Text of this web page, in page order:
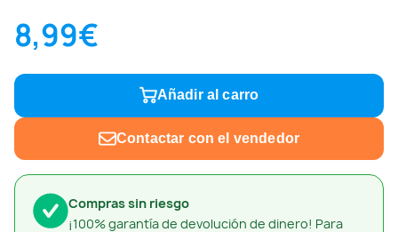
Compras sin riesgo
¡100% garantía de devolución de dinero! Para
8,99€
Añadir al carro
Contactar con el vendedor